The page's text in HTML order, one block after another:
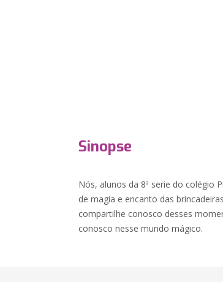
Sinopse
Nós, alunos da 8ª serie do colégio
de magia e encanto das
compartilhe conosco desses
conosco nesse mundo mágico.